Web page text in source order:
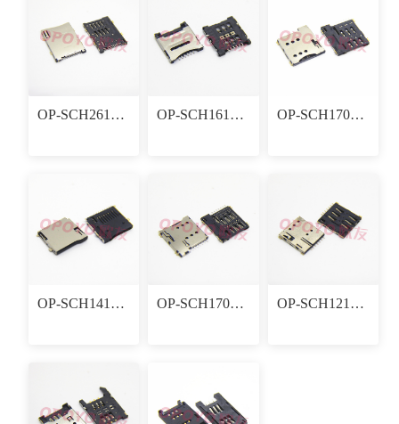
OP-SCH2619819 26.3x19.3x1.9mm SIM卡座连接器 OP-SCH161406F 16.4mm*14.75mm SIM卡座连接器 OP-SCH17013506F 12.7×15.36MM SIM卡座连接器
OP-SCH1413S 14.80mm*14.50mm 卡座连接器 OP-SCH17013507F 17.2x15.35x1.35mm SIM卡座连接器 OP-SCH121007S 12.5x10.85x1.35mm SIM卡座连接器